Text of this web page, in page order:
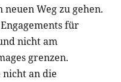
Weg zu gehen.
für
nicht am
grenzen.
an die